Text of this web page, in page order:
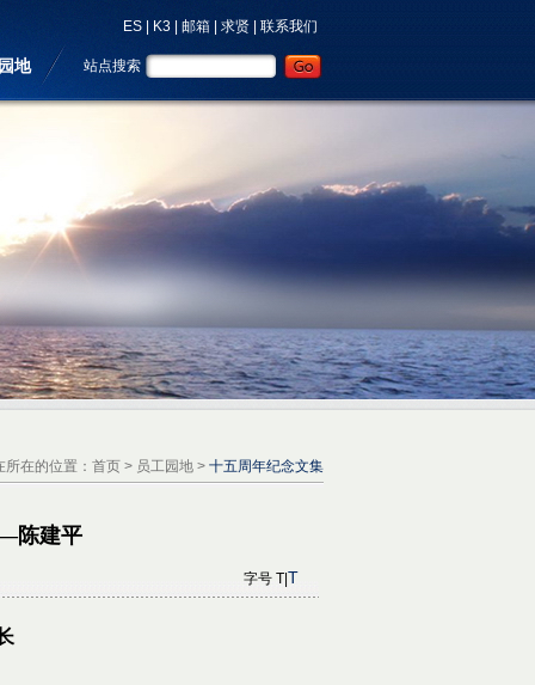
地
ES K3 邮箱 求贤 联系我们
站点搜索
所在的位置： 首页 > 员工园地 > 十五周年纪念文集
陈建平
字号 T| T